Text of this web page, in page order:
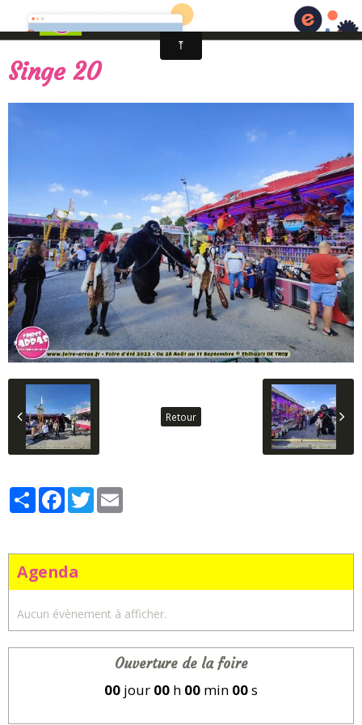
Fêtes foraines d'Arras - Artois en fêtes
Singe 20
Retour
PartagerFacebook
Twitter
Agenda
Aucun évènement à afficher.
Ouverture de la foire
00 jour 00 h 00 min 00s